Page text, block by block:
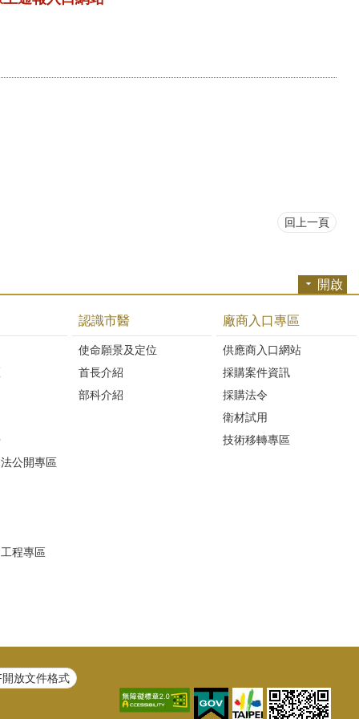
回上一頁
開啟
公開專區
程專區
認識市醫
使命願景及定位
首長介紹
部科介紹
廠商入口專區
供應商入口網站
採購案件資訊
採購法令
衛材試用
技術移轉專區
放文件格式